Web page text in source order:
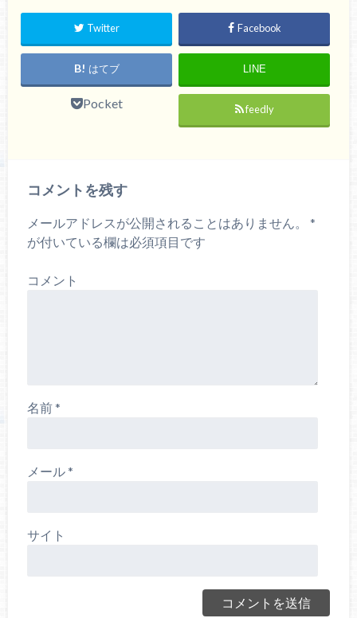
Twitter Facebook
はてブ LINE
Pocket feedly
コメントを残す
メールアドレスが公開されることはありません。
*
が付いている欄は必須項目です
コメント
名前*
メール*
サイト